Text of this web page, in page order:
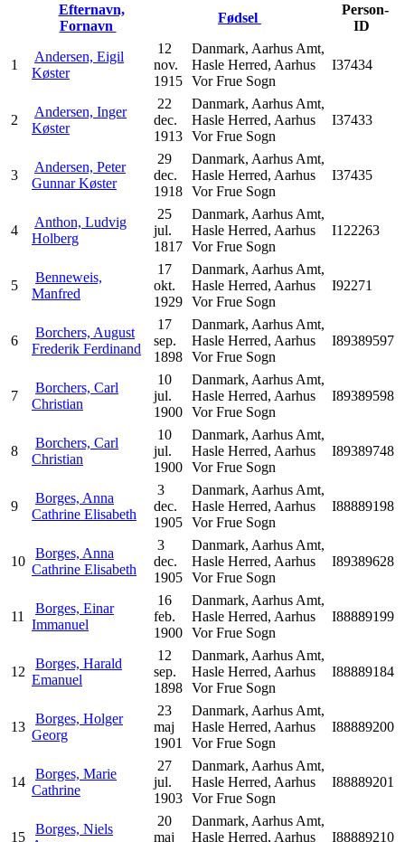
Efternavn,
Fornavn
Fødsel
Person-
ID
1
Andersen, Eigil
Køster
12
nov.
1915
Danmark, Aarhus Amt,
Hasle Herred, Aarhus
Vor Frue Sogn
I37434
2
Andersen, Inger
Køster
22
dec.
1913
Danmark, Aarhus Amt,
Hasle Herred, Aarhus
Vor Frue Sogn
I37433
3
Andersen, Peter
Gunnar Køster
29
dec.
1918
Danmark, Aarhus Amt,
Hasle Herred, Aarhus
Vor Frue Sogn
I37435
4
Anthon, Ludvig
Holberg
25
jul.
1817
Danmark, Aarhus Amt,
Hasle Herred, Aarhus
Vor Frue Sogn
I122263
5
Benneweis,
Manfred
17
okt.
1929
Danmark, Aarhus Amt,
Hasle Herred, Aarhus
Vor Frue Sogn
I92271
6
Borchers, August
Frederik Ferdinand
17
sep.
1898
Danmark, Aarhus Amt,
Hasle Herred, Aarhus
Vor Frue Sogn
I89389597
7
Borchers, Carl
Christian
10
jul.
1900
Danmark, Aarhus Amt,
Hasle Herred, Aarhus
Vor Frue Sogn
I89389598
8
Borchers, Carl
Christian
10
jul.
1900
Danmark, Aarhus Amt,
Hasle Herred, Aarhus
Vor Frue Sogn
I89389748
9
Borges, Anna
Cathrine Elisabeth
3
dec.
1905
Danmark, Aarhus Amt,
Hasle Herred, Aarhus
Vor Frue Sogn
I88889198
10
Borges, Anna
Cathrine Elisabeth
3
dec.
1905
Danmark, Aarhus Amt,
Hasle Herred, Aarhus
Vor Frue Sogn
I89389628
11
Borges, Einar
Immanuel
16
feb.
1900
Danmark, Aarhus Amt,
Hasle Herred, Aarhus
Vor Frue Sogn
I88889199
12
Borges, Harald
Emanuel
12
sep.
1898
Danmark, Aarhus Amt,
Hasle Herred, Aarhus
Vor Frue Sogn
I88889184
13
Borges, Holger
Georg
23
maj
1901
Danmark, Aarhus Amt,
Hasle Herred, Aarhus
Vor Frue Sogn
I88889200
14
Borges, Marie
Cathrine
27
jul.
1903
Danmark, Aarhus Amt,
Hasle Herred, Aarhus
Vor Frue Sogn
I88889201
15
Borges, Niels
20
maj
Danmark, Aarhus Amt,
Hasle Herred, Aarhus
I88889210